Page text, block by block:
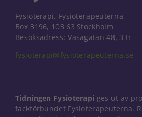
Fysioterapi, Fysioterapeuterna,
Box 3196, 103 63 Stockholm
Besöksadress: Vasagatan 48, 3 tr
fysioterapi@fysioterapeuterna.se
Tidningen Fysioterapi ges ut av
fackförbundet Fysioterapeuterna.